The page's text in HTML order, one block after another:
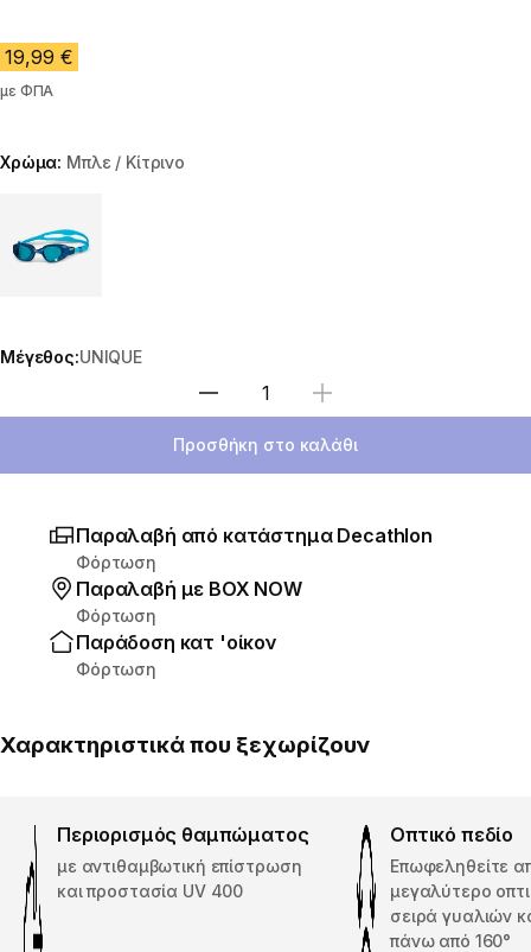
19,99 €
με ΦΠΑ
Χρώμα: Μπλε / Κίτρινο
Μέγεθος:UNIQUE
Επιλέξτε ποσότητα
Προσθήκη στο καλάθι
Παραλαβή από κατάστημα Decathlon
Φόρτωση
Παραλαβή με ΒΟΧ ΝΟW
Φόρτωση
Παράδοση κατ 'οίκον
Φόρτωση
Χαρακτηριστικά που ξεχωρίζουν
Περιορισμός θαμπώματος
με αντιθαμβωτική επίστρωση
και προστασία UV 400
Οπτικό πεδίο
Επωφεληθείτε
μεγαλύτερο
σειρά γυαλιών
πάνω από 160°